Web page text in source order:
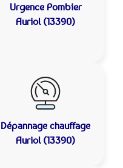
Urgence Pombier
Auriol (13390)
Dépannage chauffage
Auriol (13390)